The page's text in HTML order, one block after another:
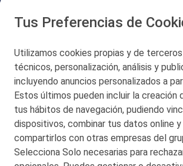
San Martín 5-Edificio Muñatones,
© 2026 Petronor S.A.
CONTACTO
MAPA WEB
Tus Preferencias de
Utilizamos cookies propias y de
técnicos, personalización, análisis y
incluyendo anuncios personalizados a
Estos últimos pueden incluir la creación
tus hábitos de navegación, pudiendo
dispositivos, combinar tus datos online
compartirlos con otras empresas del
Selecciona Solo necesarias para